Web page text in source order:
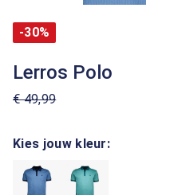
-30%
Lerros Polo
€ 49,99
Kies jouw kleur: